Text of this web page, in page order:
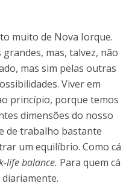
muito de Nova Iorque.
mas, talvez, não
mas sim pelas outras
Viver em
princípio, porque temos
dimensões do nosso
de trabalho bastante
um equilíbrio. Como cá
life balance. Para quem cá